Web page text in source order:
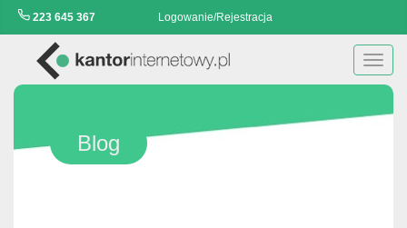
223 645 367 Logowanie/Rejestracja
Blog